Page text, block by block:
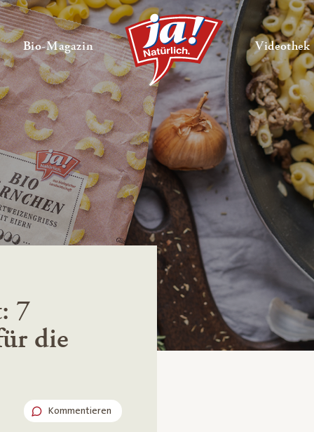
ausklappen
Bio-Magazin— Untermenü ausklappen Videothek
7
die
Kommentieren